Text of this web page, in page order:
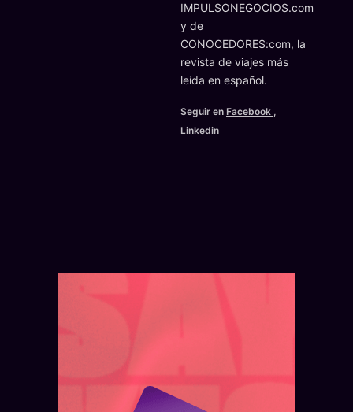
IMPULSONEGOCIOS.com
y de
CONOCEDORES:com, la
revista de viajes más
leída en español.
Seguir en Facebook ,
Linkedin